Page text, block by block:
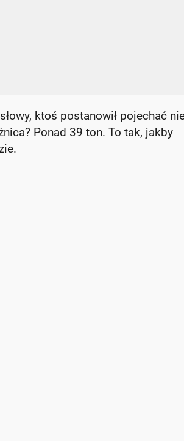
ktoś postanowił pojechać
Ponad 39 ton. To tak, jakby